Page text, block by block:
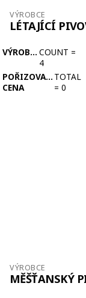
VÝROBCE
LÉTAJÍCÍ
VÝROBCE COUNT =
4
POŘIZOVACÍ
CENA
TOTAL
= 0
VÝROBCE
MĚŠŤANSKÝ